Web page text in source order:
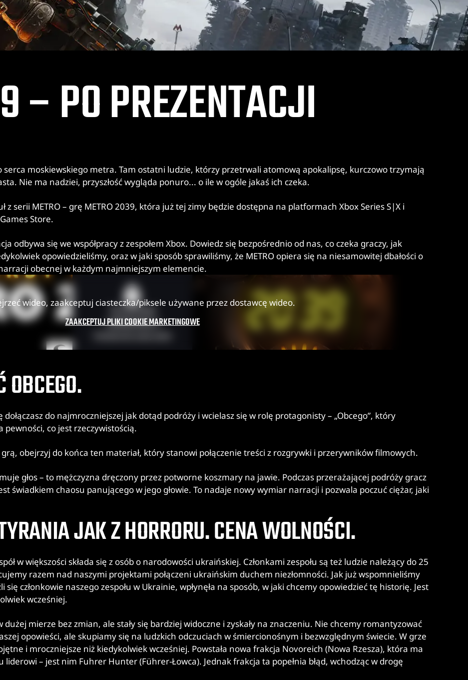
– PO PREZENTACJI
serca moskiewskiego metra. Tam ostatni ludzie, którzy przetrwali atomową apokalipsę, kurczowo trzymają
Nie ma nadziei, przyszłość wygląda ponuro... o ile w ogóle jakaś ich czeka.
serii METRO – grę METRO 2039, która już tej zimy będzie dostępna na platformach Xbox Series S|X i
Store.
odbywa się we współpracy z zespołem Xbox. Dowiedz się bezpośrednio od nas, co czeka graczy, jak
opowiedzieliśmy, oraz w jaki sposób sprawiliśmy, że METRO opiera się na niesamowitej dbałości o
obecnej w każdym najmniejszym elemencie.
wideo, zaakceptuj ciasteczka/piksele używane przez dostawcę wideo.
ZAAKCEPTUJ PLIKI COOKIE MARKETINGOWE
Ta treść jest
zablokowana
do najmroczniejszej jak dotąd podróży i wcielasz się w rolę protagonisty – „Obcego”, który
co jest rzeczywistością.
obejrzyj do końca ten materiał, który stanowi połączenie treści z rozgrywki i przerywników filmowych.
głos – to mężczyzna dręczony przez potworne koszmary na jawie. Podczas przerażającej podróży gracz
świadkiem chaosu panującego w jego głowie. To nadaje nowy wymiar narracji i pozwala poczuć ciężar, jaki
JAK Z HORRORU. CENA WOLNOŚCI.
w większości składa się z osób o narodowości ukraińskiej. Członkami zespołu są też ludzie należący do 25
razem nad naszymi projektami połączeni ukraińskim duchem niezłomności. Jak już wspomnieliśmy
członkowie naszego zespołu w Ukrainie, wpłynęła na sposób, w jaki chcemy opowiedzieć tę historię. Jest
wcześniej.
dużej mierze bez zmian, ale stały się bardziej widoczne i zyskały na znaczeniu. Nie chcemy romantyzować
opowieści, ale skupiamy się na ludzkich odczuciach w śmiercionośnym i bezwzględnym świecie. W grze
i mroczniejsze niż kiedykolwiek wcześniej. Powstała nowa frakcja Novoreich (Nowa Rzesza), która ma
– jest nim Fuhrer Hunter (Führer-Łowca). Jednak frakcja ta popełnia błąd, wchodząc w drogę